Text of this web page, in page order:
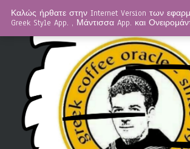
Καλώς ήρθατε στην Internet Version των
Greek Style App. , Μάντισσα App. και